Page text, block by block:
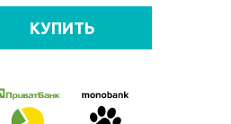
КУПИТЬ